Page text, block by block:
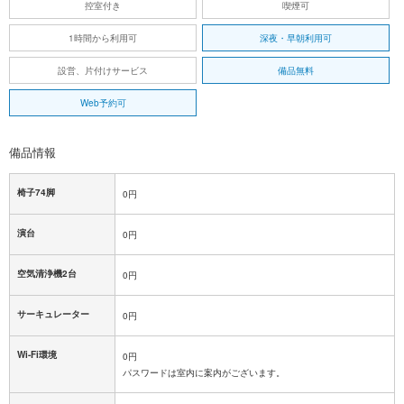
控室付き 喫煙可
1時間から利用可 深夜・早朝利用可
設営、片付けサービス 備品無料
Web予約可
備品情報
椅子74脚 0円
演台 0円
空気清浄機2台 0円
サーキュレーター 0円
Wi-Fi環境
0円
パスワードは室内に案内がございます。